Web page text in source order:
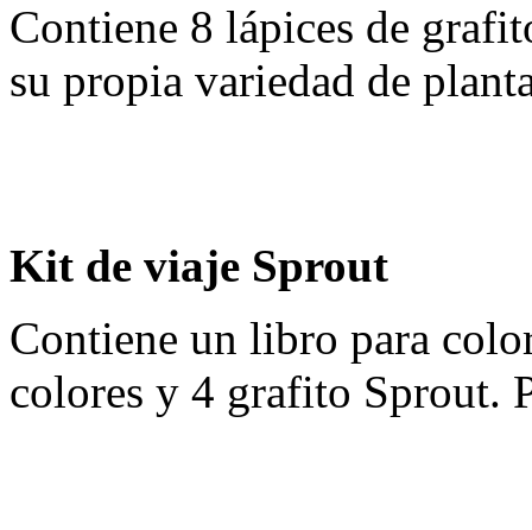
Contiene 8 lápices de
su propia variedad de
Kit de viaje Sprout
Contiene un libro para
colores y 4 grafito Sprout.